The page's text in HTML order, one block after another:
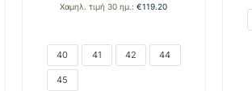
was:
τιμή
€99.00.
Χαμηλ. τιμή 30 ημ.:€119.20
40 41 42 44
45